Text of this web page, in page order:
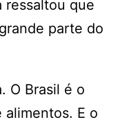
ressaltou que
parte do
O Brasil é o
E o